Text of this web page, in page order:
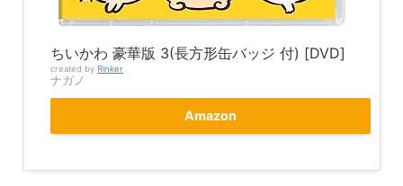
ちいかわ 豪華版 3(長方形缶バッジ 付) [DVD]
created by Rinker
ナガノ
Amazon